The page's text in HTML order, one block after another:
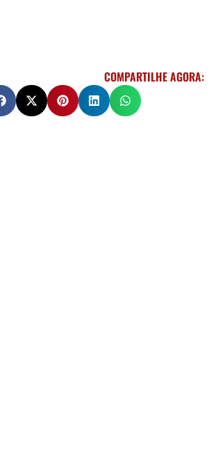
COMPARTILHE AGORA: